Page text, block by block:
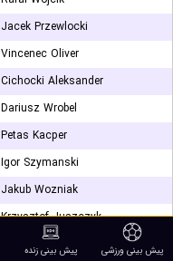
Jacek Przewlocki
Vincenec Oliver
Cichocki Aleksander
Dariusz Wrobel
Petas Kacper
Igor Szymanski
Jakub Wozniak
Krzysztof Juszczyk
Artur Szoltysek پیش بینی ورزشی پیش بینی زنده